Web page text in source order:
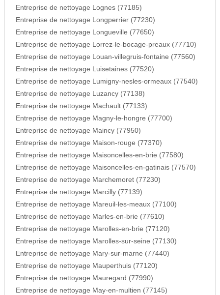
Entreprise de nettoyage Lognes (77185)
Entreprise de nettoyage Longperrier (77230)
Entreprise de nettoyage Longueville (77650)
Entreprise de nettoyage Lorrez-le-bocage-preaux (77710)
Entreprise de nettoyage Louan-villegruis-fontaine (77560)
Entreprise de nettoyage Luisetaines (77520)
Entreprise de nettoyage Lumigny-nesles-ormeaux (77540)
Entreprise de nettoyage Luzancy (77138)
Entreprise de nettoyage Machault (77133)
Entreprise de nettoyage Magny-le-hongre (77700)
Entreprise de nettoyage Maincy (77950)
Entreprise de nettoyage Maison-rouge (77370)
Entreprise de nettoyage Maisoncelles-en-brie (77580)
Entreprise de nettoyage Maisoncelles-en-gatinais (77570)
Entreprise de nettoyage Marchemoret (77230)
Entreprise de nettoyage Marcilly (77139)
Entreprise de nettoyage Mareuil-les-meaux (77100)
Entreprise de nettoyage Marles-en-brie (77610)
Entreprise de nettoyage Marolles-en-brie (77120)
Entreprise de nettoyage Marolles-sur-seine (77130)
Entreprise de nettoyage Mary-sur-marne (77440)
Entreprise de nettoyage Mauperthuis (77120)
Entreprise de nettoyage Mauregard (77990)
Entreprise de nettoyage May-en-multien (77145)